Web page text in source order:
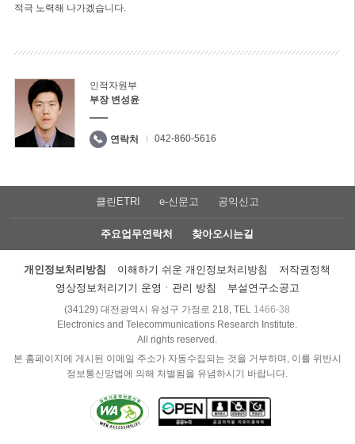
적극 노력해 나가겠습니다.
인적자원부
부장 변성윤
연락처 042-860-5616
클린ETRI e-신문고 공익신고
주요업무연락처 찾아오시는길
개인정보처리방침 이해하기 쉬운 개인정보처리방침
저작권정책
영상정보처리기기 운영ㆍ관리 방침
부설연구소공고
(34129) 대전광역시 유성구 가정로 218, TEL 1466-38
Electronics and Telecommunications Research Institute.
All rights reserved.
본 홈페이지에 게시된 이메일 주소가 자동수집되는 것을 거부하며, 이를 위반시
정보통신망법에 의해 처벌됨을 유념하시기 바랍니다.